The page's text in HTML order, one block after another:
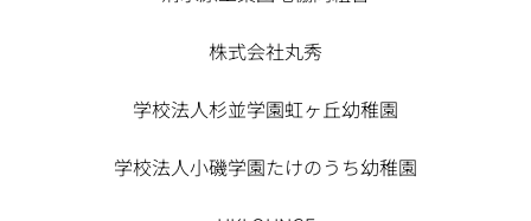
株式会社丸秀
学校法人杉並学園虹ヶ丘幼稚園
学校法人小磯学園たけのうち幼稚園